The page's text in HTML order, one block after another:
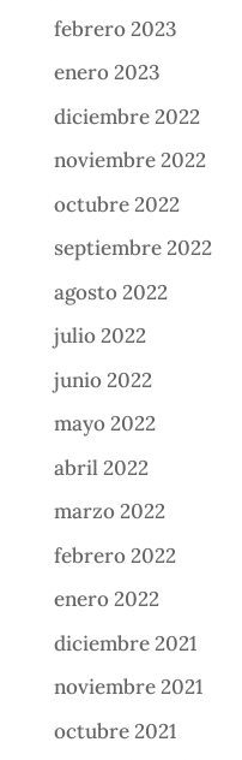
febrero 2023
enero 2023
diciembre 2022
noviembre 2022
octubre 2022
septiembre 2022
agosto 2022
julio 2022
junio 2022
mayo 2022
abril 2022
marzo 2022
febrero 2022
enero 2022
diciembre 2021
noviembre 2021
octubre 2021